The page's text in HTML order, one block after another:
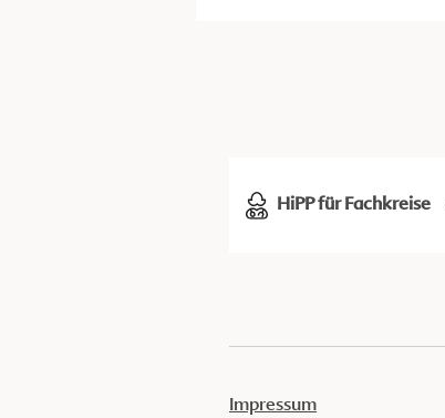
HiPP für Fachkreise
Impressum